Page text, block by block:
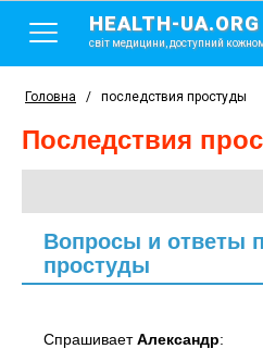
HEALTH-UA.ORG
світ медицини, доступний
Головна / последствия простуды
последствия
Вопросы и ответы
простуды
СпрашиваетАлександр: